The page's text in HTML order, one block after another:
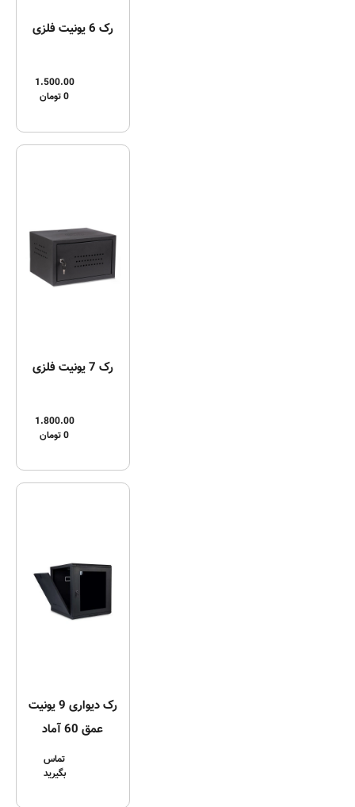
رک 6 یونیت فلزی
1.500.00
0تومان
رک 7 یونیت فلزی
1.800.00
0تومان
رک دیواری 9 یونیت
عمق 60 آماد
تماس
بگیرید